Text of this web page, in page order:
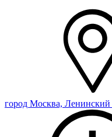
город Москва, Ленинский